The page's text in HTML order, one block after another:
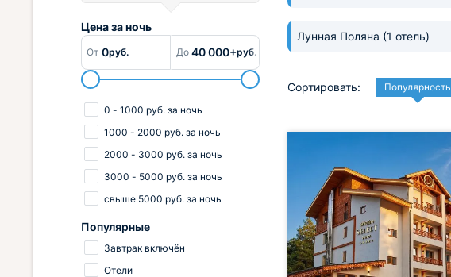
Лунная Поляна (1 отель)
Сортировать: Популярность
Цена заночь
От 0руб. До 40 000+руб.
0 - 1000 руб. за ночь
1000 - 2000 руб. за ночь
2000 - 3000 руб. за ночь
3000 - 5000 руб. за ночь
свыше 5000 руб. за ночь
Популярные
Завтрак включён
Отели